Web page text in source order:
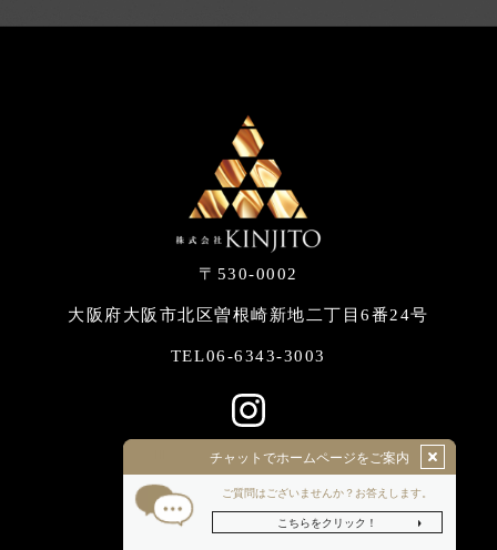
〒530-0002
大阪府大阪市北区曽根崎新地二丁目6番24号
TEL06-6343-3003
© 2022 株式会社KINJITO